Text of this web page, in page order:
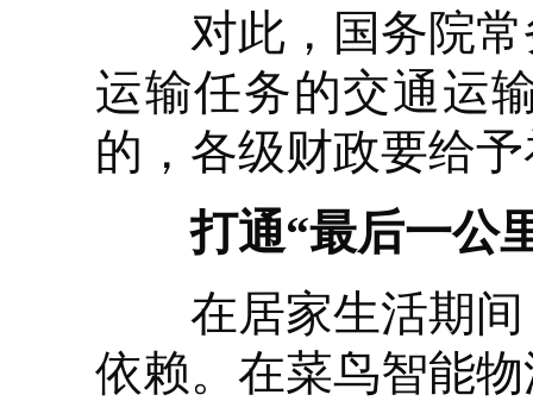
对此，国务院常
运输任务的交通运
的，各级财政要给
打通“最后一公
在居家生活期间
依赖。在菜鸟智能